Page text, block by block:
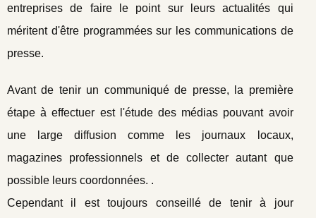
entreprises de faire le point sur leurs actualités qui
méritent d'être programmées sur les communications de
presse.
Avant de tenir un communiqué de presse, la première
étape à effectuer est l'étude des médias pouvant avoir
une large diffusion comme les journaux locaux,
magazines professionnels et de collecter autant que
possible leurs coordonnées. .
Cependant il est toujours conseillé de tenir à jour